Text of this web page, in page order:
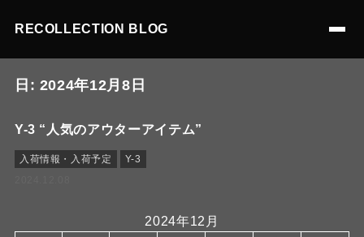
RECOLLECTION BLOG
日: 2024年12月8日
Y-3 “人気のアウターアイテム”
入荷情報・入荷予定
Y-3
2024年12月